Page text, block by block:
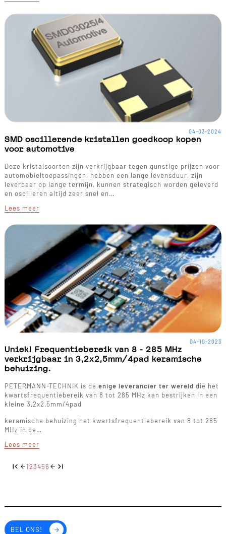
SMD oscillerende kristallen goedkoop kopen
voor automotive
Deze kristalsoorten zijn verkrijgbaar tegen gunstige prijzen voor
automobieltoepassingen, hebben een lange levensduur, zijn
leverbaar op lange termijn, kunnen strategisch worden geleverd
en oscilleren altijd zeer snel en…
Lees meer
04-03-2024
Uniek! Frequentiebereik van 8 - 285 MHz
verkrijgbaar in 3,2x2,5mm/4pad keramische
behuizing.
PETERMANN-TECHNIK is de enige leverancier ter wereld die het
kwartsfrequentiebereik van 8 tot 285 MHz kan bestrijken in een
kleine 3,2x2,5mm/4pad
keramische behuizing het kwartsfrequentiebereik van 8 tot 285
MHz in de…
Lees meer
04-10-2023
123456
BEL ONS!